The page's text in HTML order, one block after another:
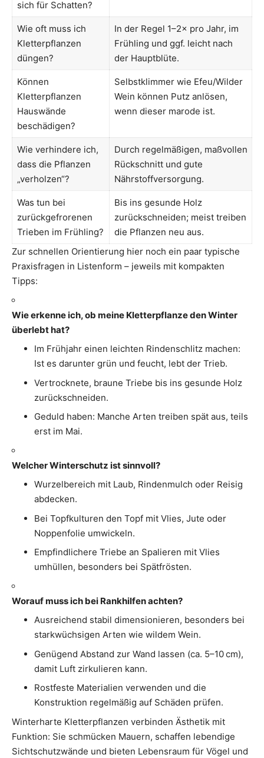
sich für Schatten?
Wie oft muss ich
Kletterpflanzen
düngen?
In der Regel 1–2× pro Jahr, im
Frühling und ggf. leicht nach
der Hauptblüte.
Können
Kletterpflanzen
Hauswände
beschädigen?
Selbstklimmer wie Efeu/Wilder
Wein können Putz anlösen,
wenn dieser marode ist.
Wie verhindere ich,
dass die Pflanzen
„verholzen“?
Durch regelmäßigen, maßvollen
Rückschnitt und gute
Nährstoffversorgung.
Was tun bei
zurückgefrorenen
Trieben im Frühling?
Bis ins gesunde Holz
zurückschneiden; meist treiben
die Pflanzen neu aus.
Zur schnellen Orientierung hier noch ein paar typische
Praxisfragen in Listenform – jeweils mit kompakten
Tipps:
Wie erkenne ich, ob meine Kletterpflanze den Winter
überlebt hat?
Im Frühjahr einen leichten Rindenschlitz machen:
Ist es darunter grün und feucht, lebt der Trieb.
Vertrocknete, braune Triebe bis ins gesunde Holz
zurückschneiden.
Geduld haben: Manche Arten treiben spät aus, teils
erst im Mai.
Welcher Winterschutz ist sinnvoll?
Wurzelbereich mit Laub, Rindenmulch oder Reisig
abdecken.
Bei Topfkulturen den Topf mit Vlies, Jute oder
Noppenfolie umwickeln.
Empfindlichere Triebe an Spalieren mit Vlies
umhüllen, besonders bei Spätfrösten.
Worauf muss ich bei Rankhilfen achten?
Ausreichend stabil dimensionieren, besonders bei
starkwüchsigen Arten wie wildem Wein.
Genügend Abstand zur Wand lassen (ca. 5–10 cm),
damit Luft zirkulieren kann.
Rostfeste Materialien verwenden und die
Konstruktion regelmäßig auf Schäden prüfen.
Winterharte Kletterpflanzen verbinden Ästhetik mit
Funktion: Sie schmücken Mauern, schaffen lebendige
Sichtschutzwände und bieten Lebensraum für Vögel und